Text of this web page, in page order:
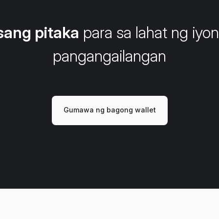
pitaka para sa lahat ng
pangangailangan
Gumawa ng bagong wallet